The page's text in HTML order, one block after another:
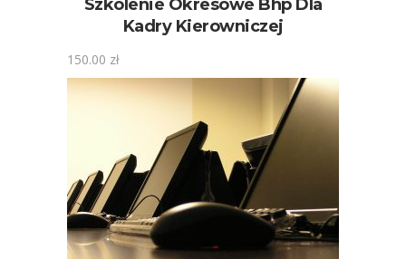
Szkolenie Okresowe Bhp Dla
Kadry Kierowniczej
150.00 zł